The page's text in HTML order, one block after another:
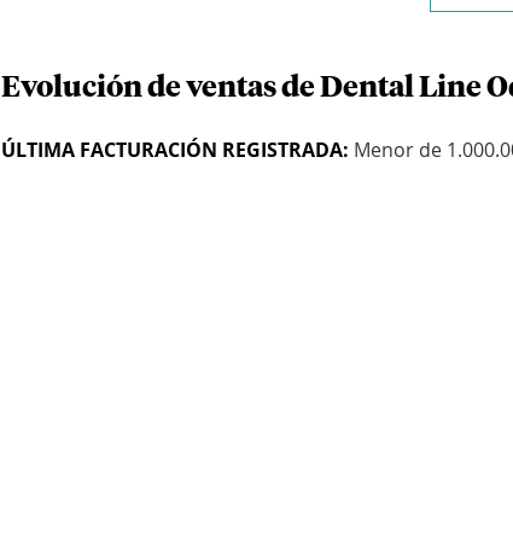
Evolución de ventas de Dental Line
ÚLTIMA FACTURACIÓN REGISTRADA: Menor de